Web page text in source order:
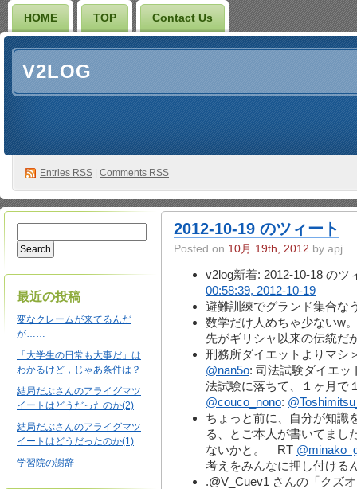
HOME TOP Contact Us
V2LOG
Entries RSS Comments RSS
最近の投稿
変なクレームが来てるんだ
が……
「大学生の日常も大事だ」は
わかるけど，じゃあ条件は？
結局だぶさんのアライグマツ
イートはどうだったのか(2)
結局だぶさんのアライグマツ
イートはどうだったのか(1)
学習院の謝辞
2012-10-19 のツィート
Posted on 10月 19th, 2012 by apj
v2log新着: 2012-10-18 のツ
00:58:39, 2012-10-19
避難訓練でグランド集合な
数学だけ人めちゃ少ないw
先がギリシャ以来の伝統だ
刑務所ダイエットよりマ
@nan5o: 司法試験ダイエ
法試験に落ちて、１ヶ月で
@couco_nono:
ちょっと前に、自分が知識
る、とご本人が書いてまし
ないかと。 RT
考えをみんなに押し付ける
.@V_Cuev1 さんの「クズ